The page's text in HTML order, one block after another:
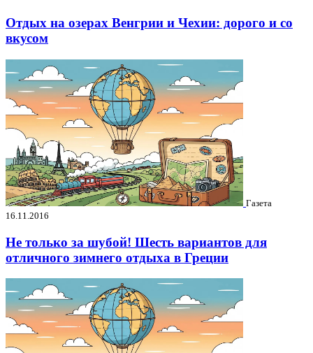
Отдых на озерах Венгрии и Чехии: дорого и со
вкусом
Газета
16.11.2016
Не только за шубой! Шесть вариантов для
отличного зимнего отдыха в Греции